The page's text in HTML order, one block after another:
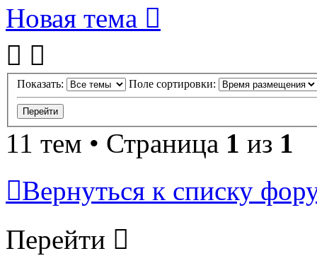
Новая тема
Показать: Поле сортировки:
11 тем • Страница 1 из 1
Вернуться к списку
Перейти